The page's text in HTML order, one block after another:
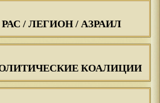
/ ЛЕГИОН / АЗРАИЛ
КОАЛИЦИИ